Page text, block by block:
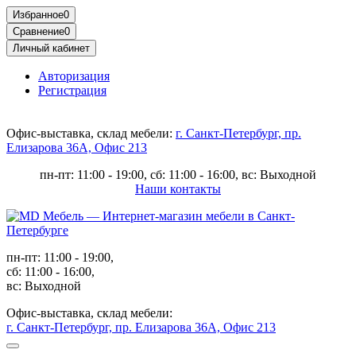
Избранное0
Сравнение0
Личный кабинет
Авторизация
Регистрация
Офис-выставка, склад мебели: г. Санкт-Петербург, пр.
Елизарова 36А, Офис 213
пн-пт: 11:00 - 19:00, сб: 11:00 - 16:00, вс: Выходной
Наши контакты
пн-пт: 11:00 - 19:00,
сб: 11:00 - 16:00,
вс: Выходной
Офис-выставка, склад мебели:
г. Санкт-Петербург, пр. Елизарова 36А, Офис 213